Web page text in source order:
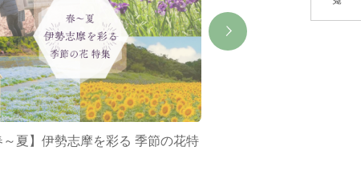
～夏】伊勢志摩を彩る 季節の花特